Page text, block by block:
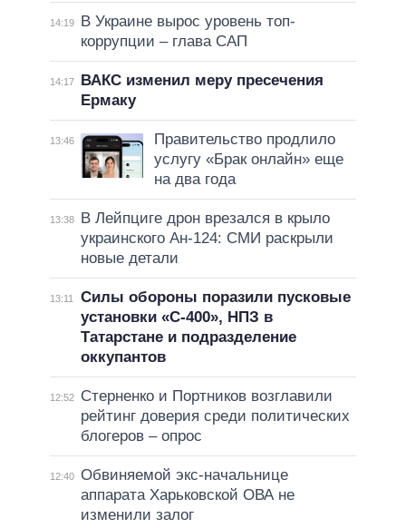
14:19
В Украине вырос уровень топ-
коррупции – глава САП
14:17
ВАКС изменил меру пресечения
Ермаку
13:46
Правительство продлило
услугу «Брак онлайн» еще
на два года
13:38
В Лейпциге дрон врезался в крыло
украинского Ан-124: СМИ раскрыли
новые детали
13:11
Силы обороны поразили пусковые
установки «С-400», НПЗ в
Татарстане и подразделение
оккупантов
12:52
Стерненко и Портников возглавили
рейтинг доверия среди политических
блогеров – опрос
12:40 Обвиняемой экс-начальнице
аппарата Харьковской ОВА не
изменили залог